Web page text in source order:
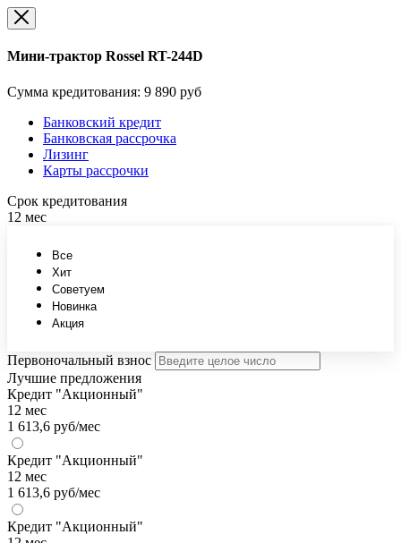
Мини-трактор Rossel RT-244D
Сумма кредитования: 9 890 руб
Банковский кредит
Банковская рассрочка
Лизинг
Карты рассрочки
Срок кредитования
12 мес
Все
Хит
Советуем
Новинка
Акция
Первоночальный взнос
Лучшие предложения
Кредит "Акционный"
12 мес
1 613,6 руб/мес
Кредит "Акционный"
12 мес
1 613,6 руб/мес
Кредит "Акционный"